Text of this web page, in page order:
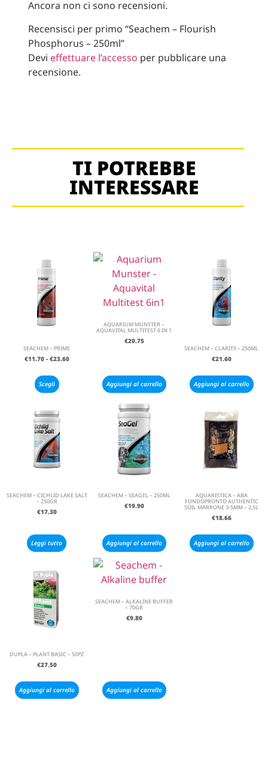
Ancora non ci sono recensioni.
Recensisci per primo “Seachem – Flourish
Phosphorus – 250ml”
Devi effettuare l’accesso per pubblicare una
recensione.
TI POTREBBE
INTERESSARE
SEACHEM – PRIME
€11.70 - €23.60
Scegli
AQUARIUM MUNSTER –
AQUAVITAL MULTITEST 6 IN 1
€20.75
Aggiungi al carrello
SEACHEM – CLARITY – 250ML
€21.60
Aggiungi al carrello
SEACHEM – CICHLID LAKE SALT
– 250GR
€17.30
Leggi tutto
SEACHEM – SEAGEL – 250ML
€19.90
Aggiungi al carrello
AQUARISTICA – ABA
FONDOPRONTO AUTHENTIC
SOIL MARRONE 3-5MM – 2,5L
€18.66
Aggiungi al carrello
DUPLA – PLANT BASIC – 50PZ
€27.50
Aggiungi al carrello
SEACHEM – ALKALINE BUFFER
– 70GR
€9.80
Aggiungi al carrello